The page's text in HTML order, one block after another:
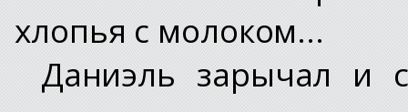
хлопья с молоком...
Даниэль зарычал и